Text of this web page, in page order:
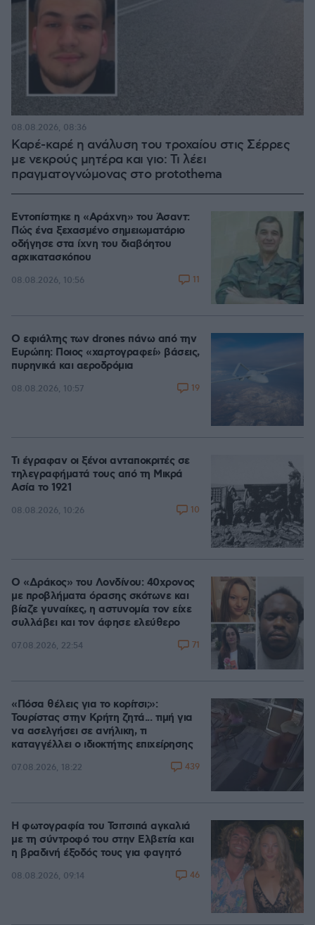
Καρέ-καρέ η ανάλυση του τροχαίου στις Σέρρες
με νεκρούς μητέρα και γιο: Τι λέει
πραγματογνώμονας στο protothema
08.08.2026, 08:36
Εντοπίστηκε η «Αράχνη» του Άσαντ:
Πώς ένα ξεχασμένο σημειωματάριο
οδήγησε στα ίχνη του διαβόητου
αρχικατασκόπου
08.08.2026, 10:56 11
Ο εφιάλτης των drones πάνω από την
Ευρώπη: Ποιος «χαρτογραφεί» βάσεις,
πυρηνικά και αεροδρόμια
08.08.2026, 10:57 19
Τι έγραφαν οι ξένοι ανταποκριτές σε
τηλεγραφήματά τους από τη Μικρά
Ασία το 1921
08.08.2026, 10:26 10
Ο «Δράκος» του Λονδίνου: 40χρονος
με προβλήματα όρασης σκότωνε και
βίαζε γυναίκες, η αστυνομία τον είχε
συλλάβει και τον άφησε ελεύθερο
07.08.2026, 22:54 71
«Πόσα θέλεις για το κορίτσι;»:
Τουρίστας στην Κρήτη ζητά... τιμή για
να ασελγήσει σε ανήλικη, τι
καταγγέλλει ο ιδιοκτήτης επιχείρησης
07.08.2026, 18:22 439
Η φωτογραφία του Τσιτσιπά αγκαλιά
με τη σύντροφό του στην Ελβετία και
η βραδινή έξοδός τους για φαγητό
08.08.2026, 09:14 46